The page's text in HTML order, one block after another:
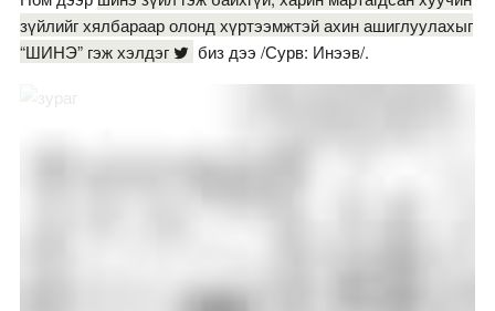
зүйлийг хялбараар олонд хүртээмжтэй ахин ашиглуулахыг
“ШИНЭ” гэж хэлдэг
биз дээ /Сурв: Инээв/.